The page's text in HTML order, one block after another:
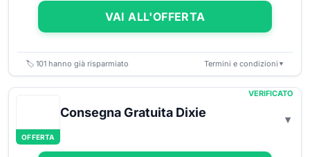
VAI ALL'OFFERTA
🏷️ 101 hanno già risparmiato Termini e condizioni ▼
OFFERTA
VERIFICATO
Consegna Gratuita Dixie